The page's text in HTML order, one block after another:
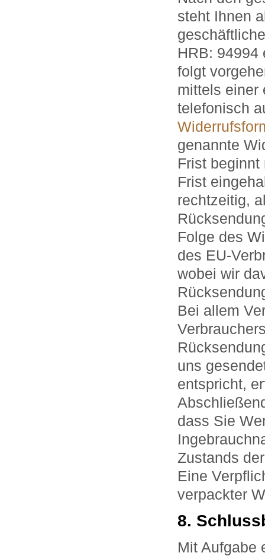
steht Ihnen
HRB: 94994
folgt
mittels einer
telefonisch
genannte
Frist
Frist
rechtzeitig,
Folge des
des EU-
wobei wir
Bei allem
uns
entspricht,
dass Sie
Zustands
Eine
verpackter
8.
Mit Aufgabe